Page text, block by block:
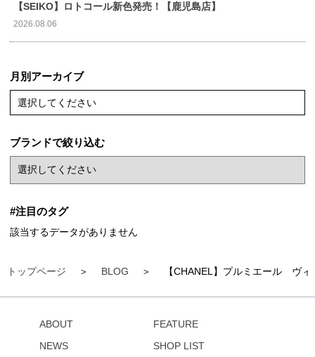
トップページ BLOG 【CHANEL】プルミエール ヴィ
【SEIKO】ロトコール新色発売！【鹿児島店】
2026.08.06
月別アーカイブ
選択してください
ブランドで絞り込む
#注目のタグ
該当するデータがありません
ABOUT
NEWS
FEATURE
SHOP LIST